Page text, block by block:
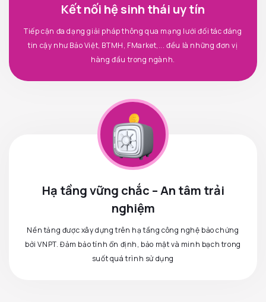
Kết nối hệ sinh thái uy tín
Tiếp cận đa dạng giải pháp thông qua mạng lưới đối tác đáng
tin cậy như Bảo Việt, BTMH, FMarket,... đều là những đơn vị
hàng đầu trong ngành.
Hạ tầng vững chắc – An tâm trải
nghiệm
Nền tảng được xây dựng trên hạ tầng công nghệ bảo chứng
bởi VNPT. Đảm bảo tính ổn định, bảo mật và minh bạch trong
suốt quá trình sử dụng